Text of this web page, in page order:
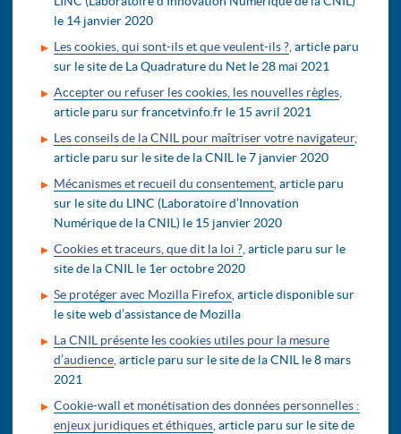
le 14 janvier 2020
Les cookies, qui sont-ils et que veulent-ils ?, article paru
sur le site de La Quadrature du Net le 28 mai 2021
Accepter ou refuser les cookies, les nouvelles règles,
article paru sur francetvinfo.fr le 15 avril 2021
Les conseils de la CNIL pour maîtriser votre navigateur,
article paru sur le site de la CNIL le 7 janvier 2020
Mécanismes et recueil du consentement, article paru
sur le site du LINC (Laboratoire d’Innovation
Numérique de la CNIL) le 15 janvier 2020
Cookies et traceurs, que dit la loi ?, article paru sur le
site de la CNIL le 1er octobre 2020
Se protéger avec Mozilla Firefox, article disponible sur
le site web d’assistance de Mozilla
La CNIL présente les cookies utiles pour la mesure
d’audience, article paru sur le site de la CNIL le 8 mars
2021
Cookie-wall et monétisation des données personnelles :
enjeux juridiques et éthiques, article paru sur le site de